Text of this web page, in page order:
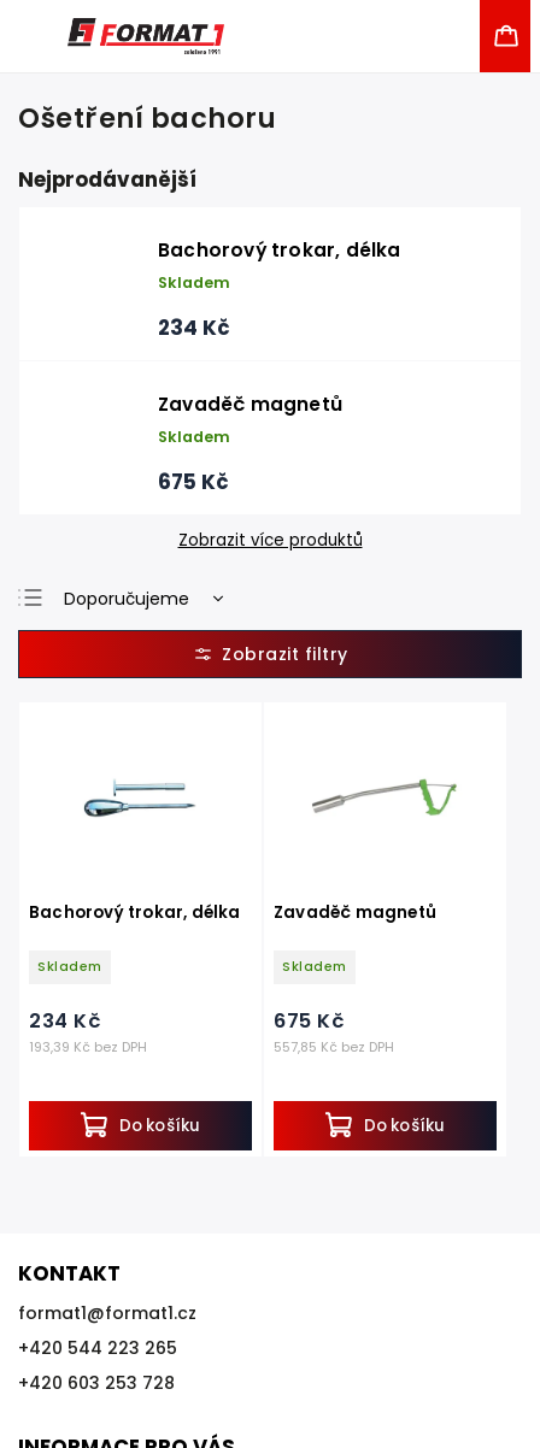
Ošetření bachoru
Nejprodávanější
Bachorový trokar, délka
Skladem
234 Kč
Zavaděč magnetů
Skladem
675 Kč
Zobrazit více produktů
Doporučujeme
Nejlevnější
Nejdražší
Bachorový trokar, délka
Skladem
193,39 Kč bez DPH
234 Kč
Do košíku
Zavaděč magnetů
Skladem
557,85 Kč bez DPH
675 Kč
Do košíku
KONTAKT
format1@format1.cz
+420 544 223 265
+420 603 253 728